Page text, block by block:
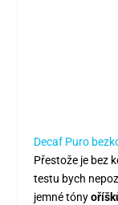
Decaf Puro
Přestože je bez
testu bych
jemné tóny